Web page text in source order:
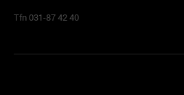
Tfn 031-87 42 40